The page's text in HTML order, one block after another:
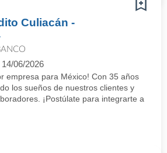
Culiacán -
14/06/2026
empresa para México! Con 35 años
los sueños de nuestros clientes y
¡Postúlate para integrarte a